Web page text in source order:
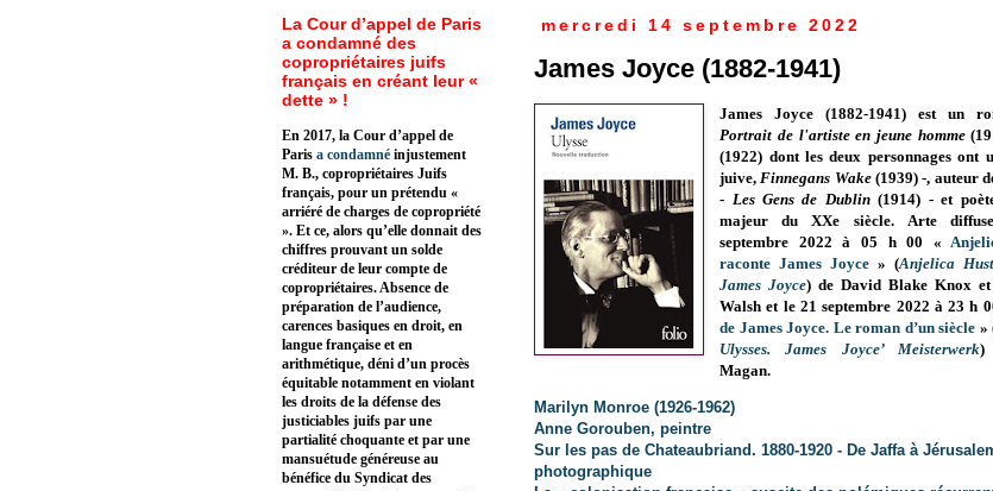
mercredi 14 septembre 2022
James Joyce (1882-1941)
James Joyce (1882-1941)est un
Portrait de l'artiste en jeune homme
(1922) dont les deux personnages ont
juive,Finnegans Wake (1939) -, auteur
- Les Gens de Dublin(1914) - et
majeur du XXe siècle. Arte
septembre 2022 à 05 h 00 «
raconte James Joyce » (Anjelica
James Joyce) de David Blake Knox
Walsh et le 21 septembre 2022 à 23 h
de James Joyce. Le roman d’un siècle »
Ulysses. James Joyce’ Meisterwerk)
Magan.
Marilyn Monroe (1926-1962)
Anne Gorouben, peintre
Sur les pas de Chateaubriand. 1880-1920 - De Jaffa à
photographique
La Cour d’appel de Paris
a condamné des
copropriétaires juifs
français en créant leur «
dette » !
En 2017, la Cour d’appel de
Paris a condamné injustement
M. B., copropriétaires Juifs
français, pour un prétendu «
arriéré de charges de copropriété
». Et ce, alors qu’elle donnait des
chiffres prouvant un solde
créditeur de leur compte de
copropriétaires. Absence de
préparation de l’audience,
carences basiques en droit, en
langue française et en
arithmétique, déni d’un procès
équitable notamment en violant
les droits de la défense des
justiciables juifs par une
partialité choquante et par une
mansuétude généreuse au
bénéfice du Syndicat des